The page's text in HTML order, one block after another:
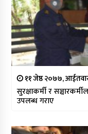
११ जेष्ठ २०७७,
सुरक्षाकर्मी र
उपलब्ध गराए